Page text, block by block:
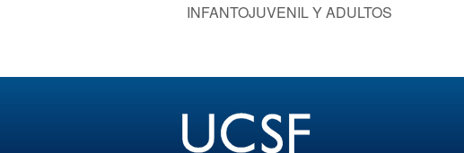
INFANTOJUVENIL Y ADULTOS